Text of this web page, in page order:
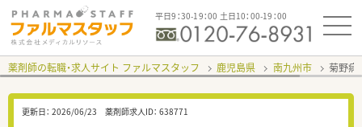
平日9：30-19：00 土日10：00-19：00
薬剤師の転職・求人サイト ファルマスタッフ 鹿児島県 南九州市 菊野病
更新日： 2026/06/23 薬剤師求人ID： 638771